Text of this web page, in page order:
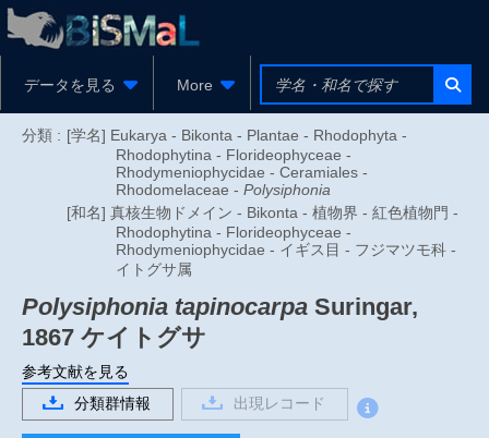
データを見る More
分類 : [学名] Eukarya - Bikonta - Plantae - Rhodophyta -
Rhodophytina - Florideophyceae -
Rhodymeniophycidae - Ceramiales -
Rhodomelaceae - Polysiphonia
[和名] 真核生物ドメイン - Bikonta - 植物界 - 紅色植物門 -
Rhodophytina - Florideophyceae -
Rhodymeniophycidae - イギス目 - フジマツモ科 -
イトグサ属
Polysiphonia tapinocarpa Suringar,
1867 ケイトグサ
参考文献を見る
分類群情報
出現レコード